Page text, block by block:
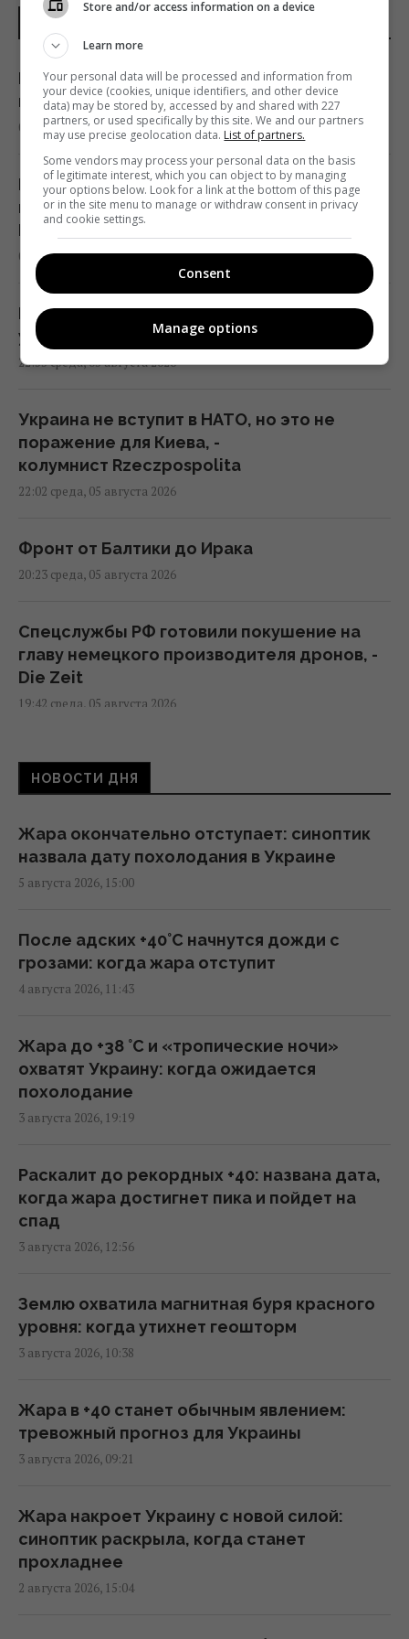
НОВОСТИ МИРА
Разведка США помогла Украине
переломить ход войны, - Politico
06:48 четверг, 06 августа 2026
Разведывательные отношения между США
и Украиной значительно улучшились, -
Politico
01:22 четверг, 06 августа 2026
Макрон резко отреагировал на новые
удары РФ по Киеву
22:55 среда, 05 августа 2026
Украина не вступит в НАТО, но это не
поражение для Киева, -
колумнист Rzeczpospolita
22:02 среда, 05 августа 2026
Фронт от Балтики до Ирака
20:23 среда, 05 августа 2026
Спецслужбы РФ готовили покушение на
главу немецкого производителя дронов, -
Die Zeit
19:42 среда, 05 августа 2026
В Подмосковье вспыхнул главный научный
центр "Роскосмоса"
В Сеуту могли прибыть подозреваемые в
джихадизме: в МВД Испании это отрицают
США готовят новую ядерную стратегию на
случай войны с Россией или Китаем, - NBC
16:23 среда, 05 августа 2026
Украина становится для Европы важнее,
чем США, – WELT
Трамп отказался передать Украине
ракеты для Patriot, – FT
12:38 среда, 05 августа 2026
Несмотря на сомнения Трампа: США
продолжают переговоры с Украиной по
Patriot, - Reuters
Дроны поразили крупный склад
Wildberries в Тульской области: вспыхнул
09:45 среда, 05 августа 2026
Возле гольф-клуба Трампа задержали
вооруженного мужчину с "тревожными
НОВОСТИ ДНЯ
Жара окончательно отступает: синоптик
назвала дату похолодания в Украине
5 августа 2026, 15:00
После адских +40°C начнутся дожди с
грозами: когда жара отступит
4 августа 2026, 11:43
Жара до +38 °С и «тропические ночи»
охватят Украину: когда ожидается
похолодание
3 августа 2026, 19:19
Раскалит до рекордных +40: названа дата,
когда жара достигнет пика и пойдет на
спад
3 августа 2026, 12:56
Землю охватила магнитная буря красного
уровня: когда утихнет геошторм
3 августа 2026, 10:38
Жара в +40 станет обычным явлением:
тревожный прогноз для Украины
3 августа 2026, 09:21
Жара накроет Украину с новой силой:
синоптик раскрыла, когда станет
прохладнее
2 августа 2026, 15:04
Store and/or access information on a device
Learn more
Your personal data will be processed and information from
your device (cookies, unique identifiers, and other device
data) may be stored by, accessed by and shared with 227
partners, or used specifically by this site. We and our partners
may use precise geolocation data. List of partners.
Some vendors may process your personal data on the basis
of legitimate interest, which you can object to by managing
your options below. Look for a link at the bottom of this page
or in the site menu to manage or withdraw consent in privacy
and cookie settings.
Consent
Manage options